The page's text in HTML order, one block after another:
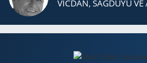
VİCDAN, SAĞ­DU­YU